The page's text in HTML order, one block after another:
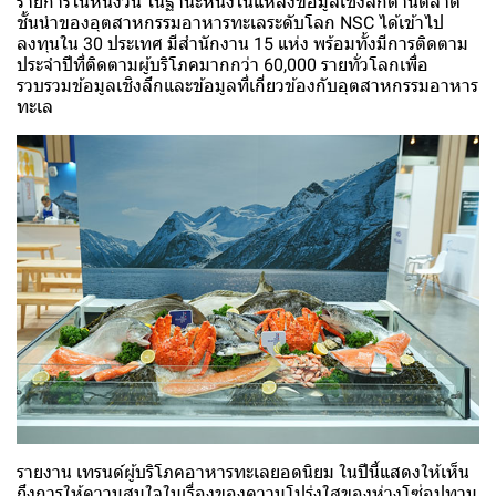
ชั้นนำของอุตสาหกรรมอาหารทะเลระดับโลก NSC ได้เข้าไป
ลงทุนใน 30 ประเทศ มีสำนักงาน 15 แห่ง พร้อมทั้งมีการติดตาม
ประจำปีที่ติดตามผู้บริโภคมากกว่า 60,000 รายทั่วโลกเพื่อ
รวบรวมข้อมูลเชิงลึกและข้อมูลที่เกี่ยวข้องกับอุตสาหกรรมอาหาร
ทะเล
รายงาน เทรนด์ผู้บริโภคอาหารทะเลยอดนิยม ในปีนี้แสดงให้เห็น